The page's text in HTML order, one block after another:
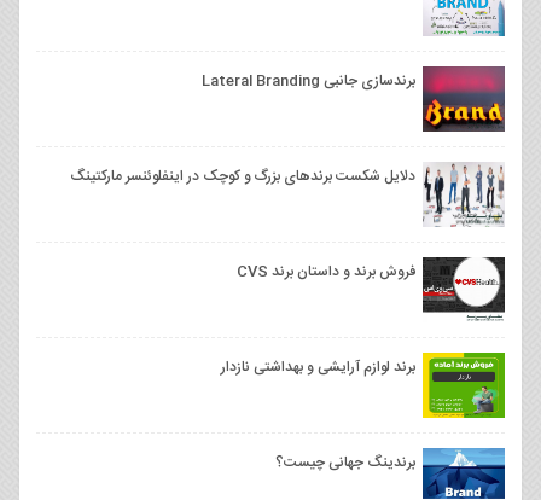
برندسازی جانبی Lateral Branding
دلایل شکست برندهای بزرگ و کوچک در اینفلوئنسر مارکتینگ
فروش برند و داستان برند CVS
برند لوازم آرایشی و بهداشتی نازدار
برندینگ جهانی چیست؟